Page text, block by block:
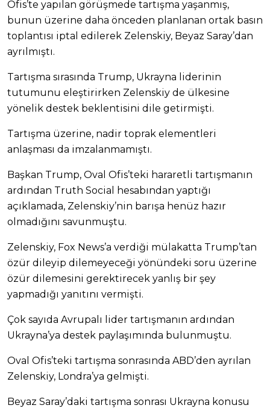
Ofis’te yapılan görüşmede tartışma yaşanmış,
bunun üzerine daha önceden planlanan ortak basın
toplantısı iptal edilerek Zelenskiy, Beyaz Saray’dan
ayrılmıştı.
Tartışma sırasında Trump, Ukrayna liderinin
tutumunu eleştirirken Zelenskiy de ülkesine
yönelik destek beklentisini dile getirmişti.
Tartışma üzerine, nadir toprak elementleri
anlaşması da imzalanmamıştı.
Başkan Trump, Oval Ofis’teki hararetli tartışmanın
ardından Truth Social hesabından yaptığı
açıklamada, Zelenskiy’nin barışa henüz hazır
olmadığını savunmuştu.
Zelenskiy, Fox News’a verdiği mülakatta Trump’tan
özür dileyip dilemeyeceği yönündeki soru üzerine
özür dilemesini gerektirecek yanlış bir şey
yapmadığı yanıtını vermişti.
Çok sayıda Avrupalı lider tartışmanın ardından
Ukrayna’ya destek paylaşımında bulunmuştu.
Oval Ofis’teki tartışma sonrasında ABD’den ayrılan
Zelenskiy, Londra’ya gelmişti.
Beyaz Saray’daki tartışma sonrası Ukrayna konusu